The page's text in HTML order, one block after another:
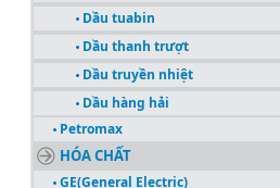
Dầu tuabin
Dầu thanh trượt
Dầu truyền nhiệt
Dầu hàng hải
Petromax
HÓA CHẤT
GE(General Electric)